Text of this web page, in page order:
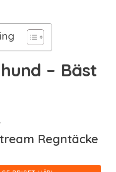
– Bäst
Regntäcke